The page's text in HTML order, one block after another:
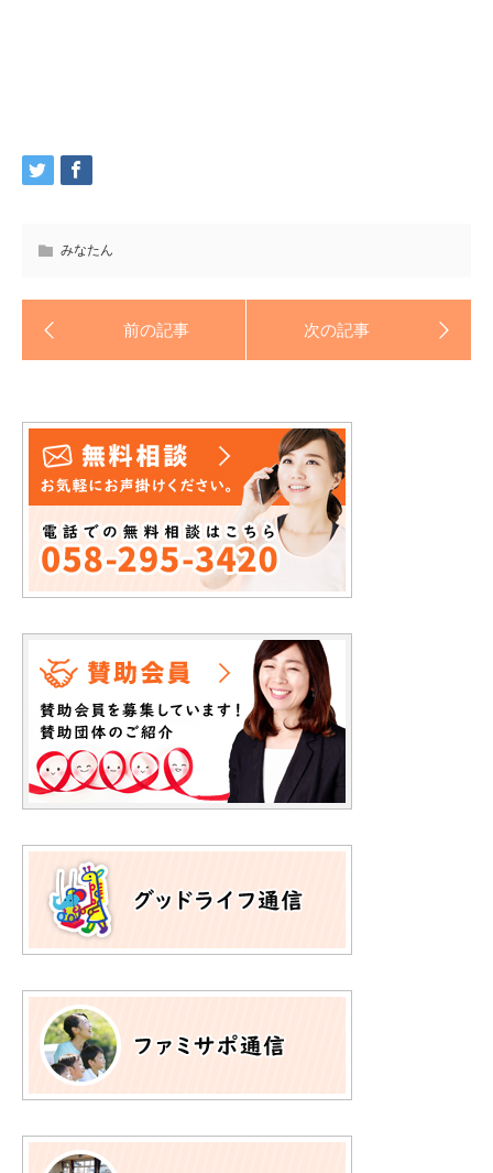
みなたん